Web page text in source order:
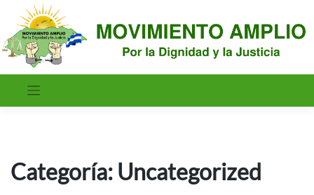
contenido
Categoría: Uncategorized